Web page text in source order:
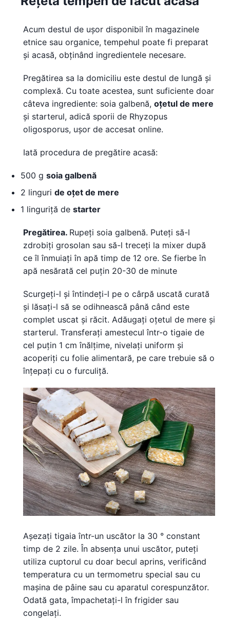
Acum destul de ușor disponibil în magazinele
etnice sau organice, tempehul poate fi preparat
și acasă, obținând ingredientele necesare.
Pregătirea sa la domiciliu este destul de lungă și
complexă. Cu toate acestea, sunt suficiente doar
câteva ingrediente: soia galbenă, oțetul de mere
și starterul, adică sporii de Rhyzopus
oligosporus, ușor de accesat online.
Iată procedura de pregătire acasă:
500 g soia galbenă
2 linguri de oțet de mere
1 linguriță de starter
Pregătirea. Rupeți soia galbenă. Puteți să-l
zdrobiți grosolan sau să-l treceți la mixer după
ce îl înmuiați în apă timp de 12 ore. Se fierbe în
apă nesărată cel puțin 20-30 de minute
Scurgeți-l și întindeți-l pe o cârpă uscată curată
și lăsați-l să se odihnească până când este
complet uscat și răcit. Adăugați oțetul de mere și
starterul. Transferați amestecul într-o tigaie de
cel puțin 1 cm înălțime, nivelați uniform și
acoperiți cu folie alimentară, pe care trebuie să o
înțepați cu o furculiță.
Așezați tigaia într-un uscător la 30 ° constant
timp de 2 zile. În absența unui uscător, puteți
utiliza cuptorul cu doar becul aprins, verificând
temperatura cu un termometru special sau cu
mașina de pâine sau cu aparatul corespunzător.
Odată gata, împachetați-l în frigider sau
congelați.